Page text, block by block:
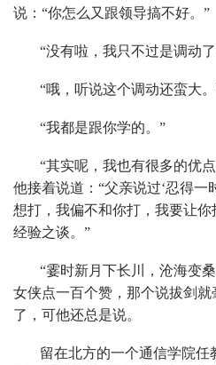
说：“你怎么又跟领导搞不好。”
“没有啦，我只不过是调动
“哦，听说这个调动还蛮大
“我都是跟你学的。”
“其实呢，我也有很多的优
他接着说道：“父亲说过‘忍得
想打，我偏不和你打，我要让你
经验之谈。”
“霎时新月下长川，沧海变
女侠点一百个赞，那个说拔剑
了，可他还总是说。
留在北方的一个通信学院